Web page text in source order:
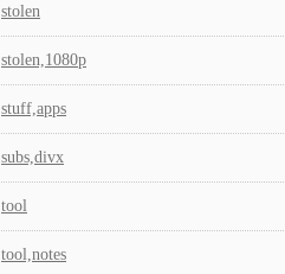
stolen
stolen,1080p
stuff,apps
subs,divx
tool
tool,notes